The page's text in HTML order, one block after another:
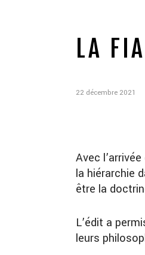
LA
22 décembre 2021
Avec
la hiérarchie
être la
L’édit a
leurs